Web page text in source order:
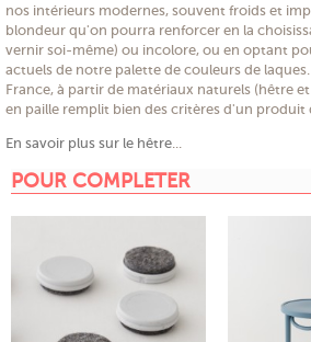
nos intérieurs modernes, souvent froids et
blondeur qu'on pourra renforcer en la
vernir soi-même) ou incolore, ou en optant
actuels de notre palette de couleurs de
France, à partir de matériaux naturels (hêtre
en paille remplit bien des critères d'un produit
En savoir plus sur le hêtre
POUR COMPLETER